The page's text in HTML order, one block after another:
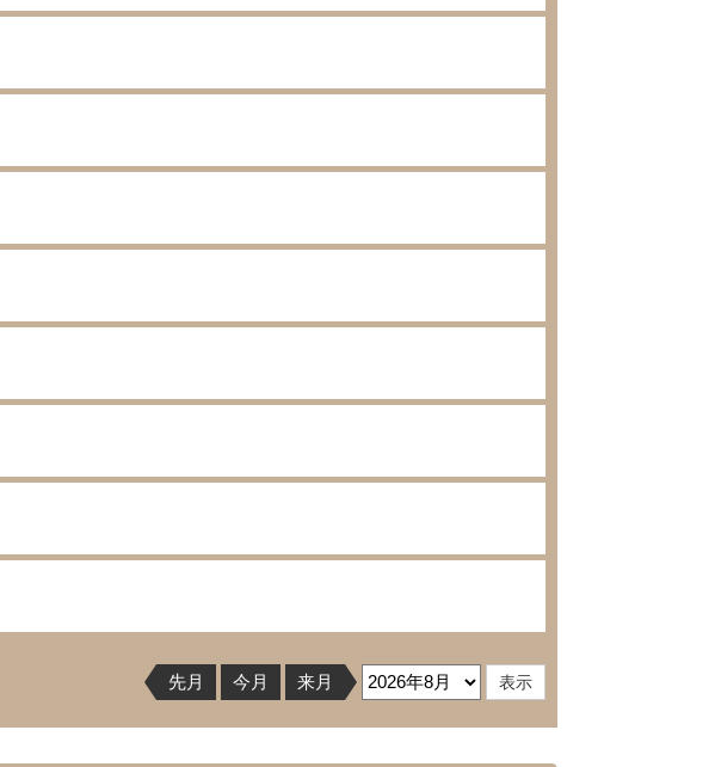
先月 今月 来月